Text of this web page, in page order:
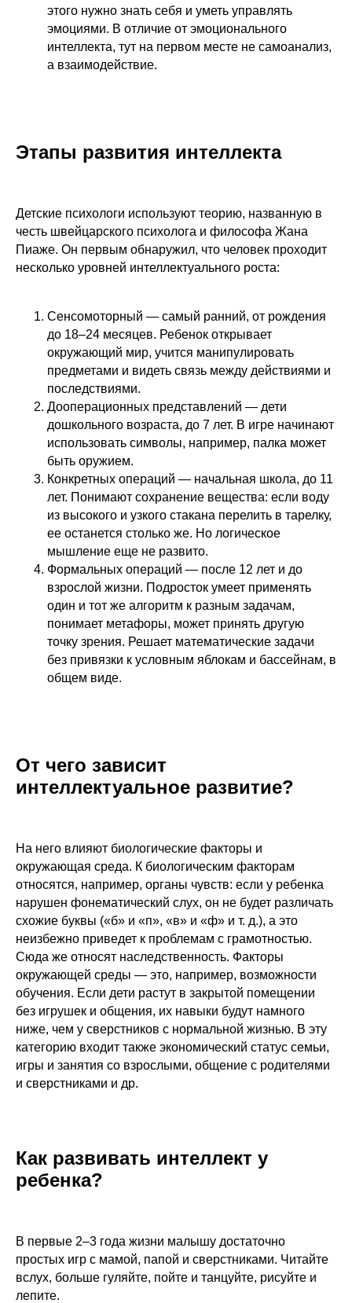
этого нужно знать себя и уметь управлять
эмоциями. В отличие от эмоционального
интеллекта, тут на первом месте не самоанализ,
а взаимодействие.
Этапы развития интеллекта
Детские психологи используют теорию, названную в
честь швейцарского психолога и философа Жана
Пиаже. Он первым обнаружил, что человек проходит
несколько уровней интеллектуального роста:
Сенсомоторный — самый ранний, от рождения
до 18–24 месяцев. Ребенок открывает
окружающий мир, учится манипулировать
предметами и видеть связь между действиями и
последствиями.
Дооперационных представлений — дети
дошкольного возраста, до 7 лет. В игре начинают
использовать символы, например, палка может
быть оружием.
Конкретных операций — начальная школа, до 11
лет. Понимают сохранение вещества: если воду
из высокого и узкого стакана перелить в тарелку,
ее останется столько же. Но логическое
мышление еще не развито.
Формальных операций — после 12 лет и до
взрослой жизни. Подросток умеет применять
один и тот же алгоритм к разным задачам,
понимает метафоры, может принять другую
точку зрения. Решает математические задачи
без привязки к условным яблокам и бассейнам, в
общем виде.
От чего зависит
интеллектуальное развитие?
На него влияют биологические факторы и
окружающая среда. К биологическим факторам
относятся, например, органы чувств: если у ребенка
нарушен фонематический слух, он не будет различать
схожие буквы («б» и «п», «в» и «ф» и т. д.), а это
неизбежно приведет к проблемам с грамотностью.
Сюда же относят наследственность. Факторы
окружающей среды — это, например, возможности
обучения. Если дети растут в закрытой помещении
без игрушек и общения, их навыки будут намного
ниже, чем у сверстников с нормальной жизнью. В эту
категорию входит также экономический статус семьи,
игры и занятия со взрослыми, общение с родителями
и сверстниками и др.
Как развивать интеллект у
ребенка?
В первые 2–3 года жизни малышу достаточно
простых игр с мамой, папой и сверстниками. Читайте
вслух, больше гуляйте, пойте и танцуйте, рисуйте и
лепите.
ЗАПИШИТЕСЬ
НА БЕСПЛАТНОЕ
ВВОДНОЕ ЗАНЯТИЕ
Отправляя форму, вы
соглашаетесьс офертой и даёте
согласие на обработку ваших
ЗАПИСАТЬСЯ
Курсы для
дошкольников
4-6 лет от 1 155 ₽/занятие